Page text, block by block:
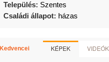
Település: Szentes
Családi állapot: házas
Kedvencei KÉPEK VIDEÓK